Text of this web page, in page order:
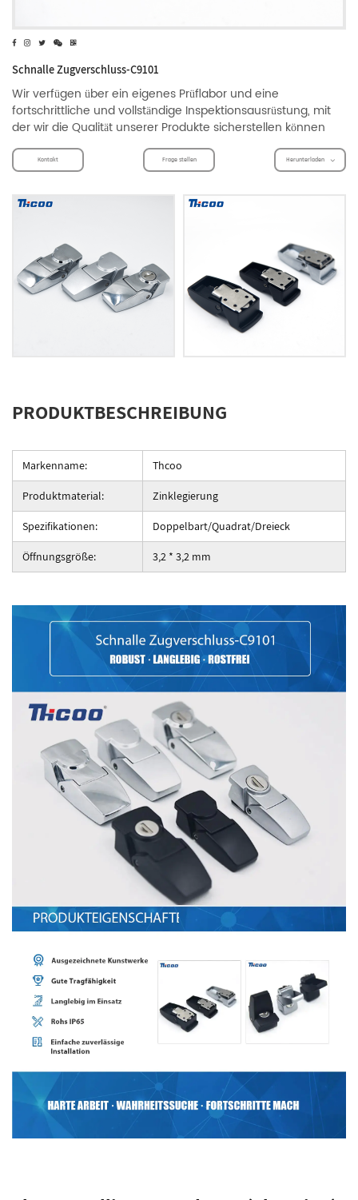
Schnalle Zugverschluss-C9101
Wir verfügen über ein eigenes Prüflabor und eine
fortschrittliche und vollständige Inspektionsausrüstung, mit
der wir die Qualität unserer Produkte sicherstellen können
Kontakt Frage stellen Herunterladen
PRODUKTBESCHREIBUNG
Markenname: Thcoo
Produktmaterial: Zinklegierung
Spezifikationen: Doppelbart/Quadrat/Dreieck
Öffnungsgröße: 3,2 * 3,2 mm